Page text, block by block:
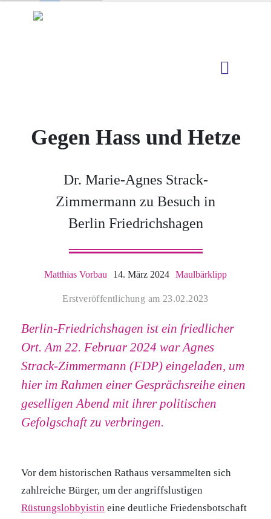
Gegen Hass und Hetze
Dr. Marie-Agnes Strack-
Zimmermann zu Besuch in
Berlin Friedrichshagen
Matthias Vorbau 14. März 2024 Maulbärklipp
Erstveröffentlichung am 23.02.2023
Berlin-Friedrichshagen ist ein friedlicher
Ort. Am 22. Februar 2024 war Agnes
Strack-Zimmermann (FDP) eingeladen, um
hier im Rahmen einer Gesprächsreihe einen
geselligen Abend mit ihrer politischen
Gefolgschaft zu verbringen.
Vor dem historischen Rathaus versammelten sich
zahlreiche Bürger, um der angriffslustigen
Rüstungslobbyistin eine deutliche Friedensbotschaft